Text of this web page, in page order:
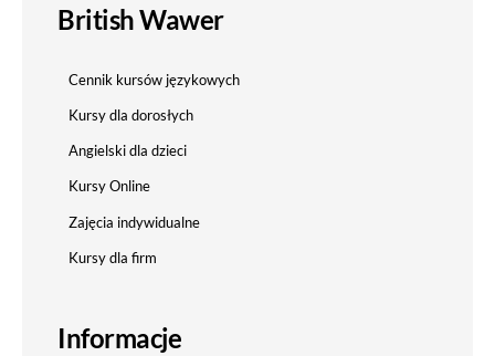
British Wawer
Cennik kursów językowych
Kursy dla dorosłych
Angielski dla dzieci
Kursy Online
Zajęcia indywidualne
Kursy dla firm
Informacje